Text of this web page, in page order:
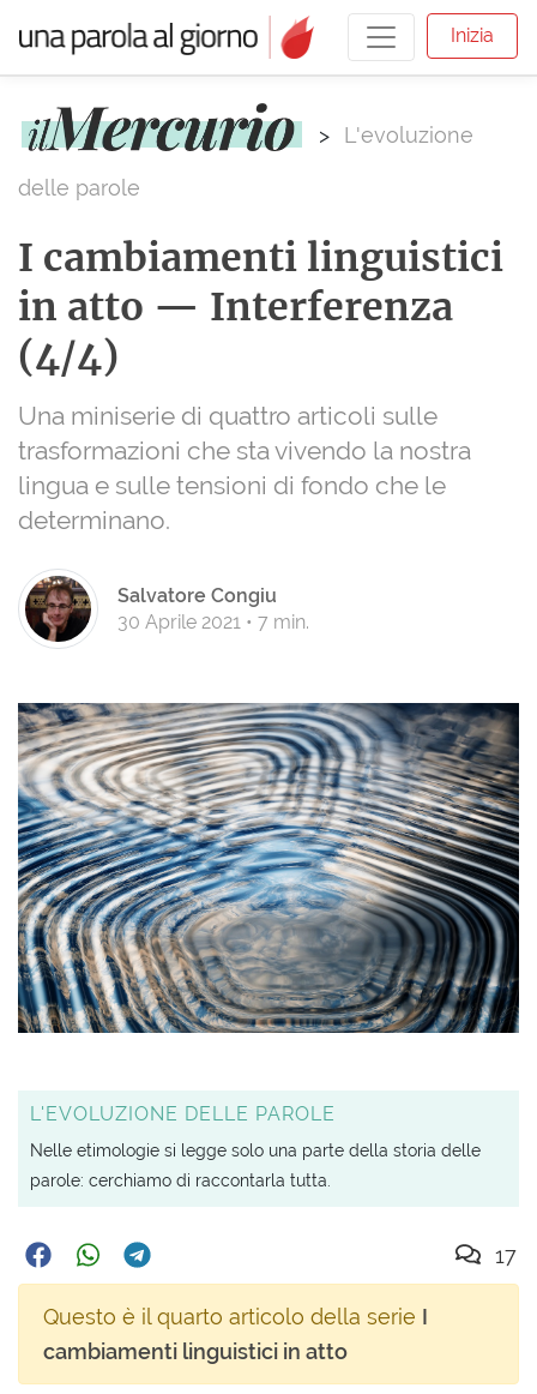
Inizia
> L'evoluzione
delle parole
I cambiamenti linguistici
in atto — Interferenza
(4/4)
Una miniserie di quattro articoli sulle
trasformazioni che sta vivendo la nostra
lingua e sulle tensioni di fondo che le
determinano.
Salvatore Congiu
30 Aprile 2021 •7 min.
Questo è il quarto articolo della serie I
cambiamenti linguistici in atto
L'EVOLUZIONE DELLE PAROLE
Nelle etimologie si legge solo una parte della storia delle
parole: cerchiamo di raccontarla tutta.
17